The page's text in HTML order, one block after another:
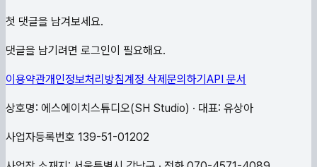
첫 댓글을 남겨보세요.
댓글을 남기려면 로그인이 필요해요.
이용약관개인정보처리방침계정 삭제문의하기API 문서
상호명: 에스에이치스튜디오(SH Studio) · 대표: 유상아
사업자등록번호 139-51-01202